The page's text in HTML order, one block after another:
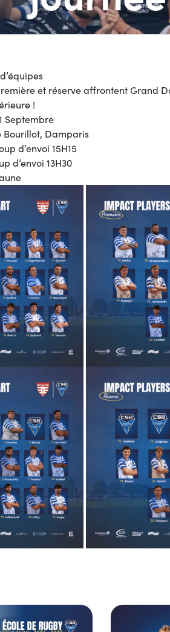
et réserve affrontent Grand
!
Septembre
Bourillot, Damparis
d’envoi 15H15
d’envoi 13H30